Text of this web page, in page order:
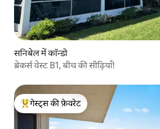
सनिबेल में कॉन्डो
ब्रेकर्स वेस्ट B1, बीच की सीढ़ियाँ!
गेस्ट्स का टॉप फ़ेवरेट
गेस्ट्स की फ़ेवरेट